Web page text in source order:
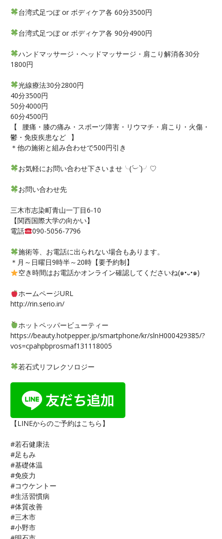
台湾式足つぼ or ボディケア各 60分3500円
台湾式足つぼ or ボディケア各 90分4900円
ハンドマッサージ・ヘッドマッサージ・肩こり解消各30分
1800円
光線療法30分2800円
40分3500円
50分4000円
60分4500円
【⠀腰痛・膝の痛み・スポーツ障害・リウマチ・肩こり・火傷・
鬱・免疫疾患など⠀】
＊他の施術と組み合わせで500円引き
お気軽にお問い合わせ下さいませ╰(´︶`)╯♡
お問い合わせ先
三木市志染町青山一丁目6-10
【関西国際大学の向かい】
電話
090-5056-7796
施術等、お電話に出られない場合もあります。
＊月～日曜日9時半～20時【要予約制】
空き時間はお電話かオンライン確認してくださいね(๑•᎑•๑)
ホームページURL
http://rin.serio.in/
ホットペッパービューティー
https://beauty.hotpepper.jp/smartphone/kr/slnH000429385/?
vos=cpahpbprosmaf131118005
若石式リフレクソロジー
【LINEからのご予約はこちら】
#若石健康法
#足もみ
#基礎体温
#免疫力
#コウケントー
#生活習慣病
#体質改善
#三木市
#小野市